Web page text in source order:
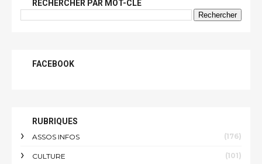
RECHERCHER PAR MOT-CLÉ
FACEBOOK
RUBRIQUES
ASSOS INFOS (176)
CULTURE (101)